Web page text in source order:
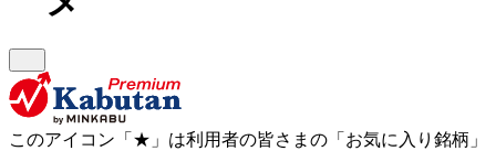
このアイコン 「★」 は利用者の皆さまの 「お気に入り銘柄」